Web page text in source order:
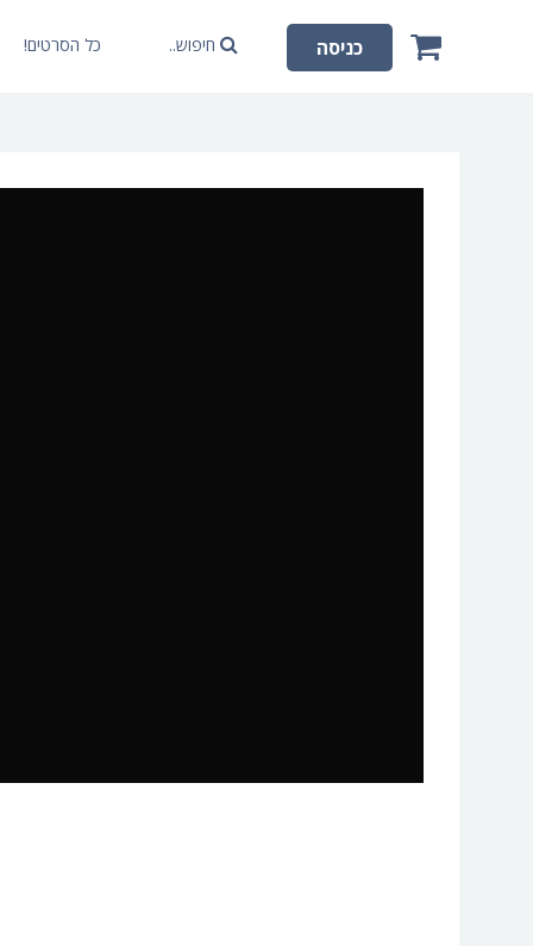
כל הסרטים! חיפוש.. כניסה